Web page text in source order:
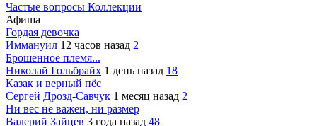
Частые вопросы Коллекции
Афиша
Гордая девочка
Иммануил 12 часов назад 2
Брошенное племя...
Николай Гольбрайх 1 день назад 18
Казак и верный пёс
Сергей Дрозд-Савчук 1 месяц назад 2
Ни вес не важен, ни размер
Валерий Зайцев 3 года назад 48